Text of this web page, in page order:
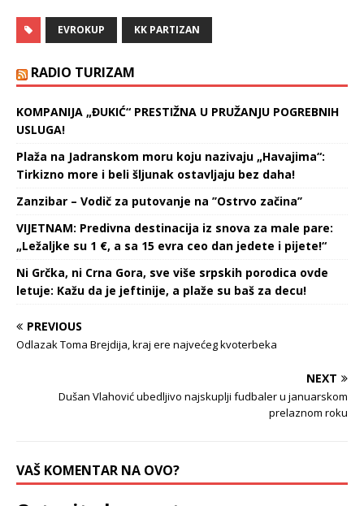
direktan prenos na Prvom
programu RTS-a, strim je
korisnike iz Srbije).
Holandski tim je nadigrao
gostovanju u vrlo
ravnopravnoj i otvorenoj
igri bez…
EVROKUP KK PARTIZAN
RADIO TURIZAM
KOMPANIJA „ĐUKIĆ“ PRESTIŽNA U PRUŽANJU POGREBNIH
USLUGA!
Plaža na Jadranskom moru koju nazivaju „Havajima“:
Tirkizno more i beli šljunak ostavljaju bez daha!
Zanzibar – Vodič za putovanje na ’’Ostrvo začina’’
VIJETNAM: Predivna destinacija iz snova za male pare:
„Ležaljke su 1 €, a sa 15 evra ceo dan jedete i pijete!“
Ni Grčka, ni Crna Gora, sve više srpskih porodica ovde
letuje: Kažu da je jeftinije, a plaže su baš za decu!
PREVIOUS
Odlazak Toma Brejdija, kraj ere najvećeg kvoterbeka
NEXT
Dušan Vlahović ubedljivo najskuplji fudbaler u januarskom
prelaznom roku
VAŠ KOMENTAR NA OVO?